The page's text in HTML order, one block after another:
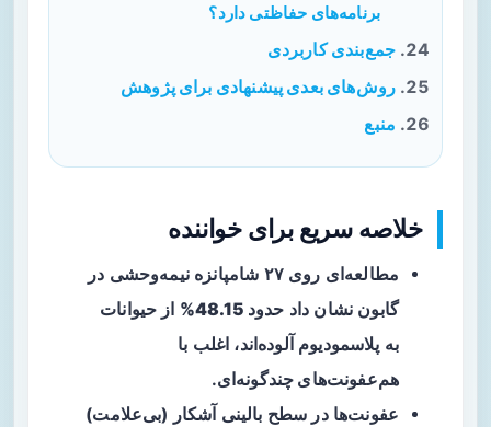
برنامه‌های حفاظتی دارد؟
جمع‌بندی کاربردی
روش‌های بعدی پیشنهادی برای پژوهش
منبع
خلاصه سریع برای خواننده
مطالعه‌ای روی ۲۷ شامپانزه نیمه‌وحشی در
گابون نشان داد حدود48.15%
از حیوانات
به پلاسمودیوم آلوده‌اند، اغلب با
هم‌عفونت‌های چندگونه‌ای.
عفونت‌ها در سطح بالینی آشکار (بی‌علامت)